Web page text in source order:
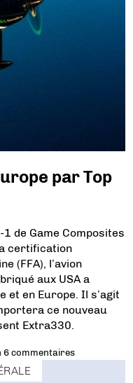
par Top
1 de Game Composites
certification
(FFA), l’avion
aux USA a
en Europe. Il s’agit
ce nouveau
Extra330.
6 commentaires